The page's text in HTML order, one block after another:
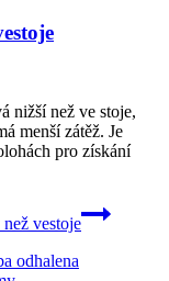
nižší než ve stoje,
menší zátěž. Je
pro získání
vestoje